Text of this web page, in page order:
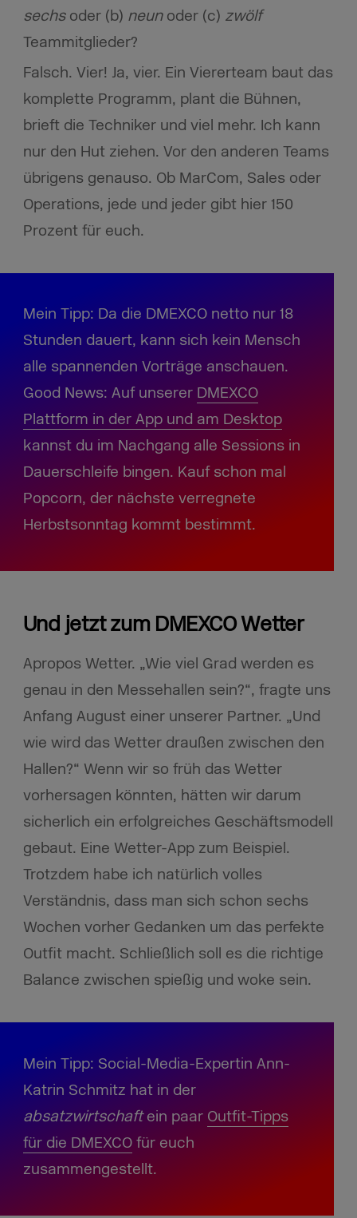
sechsoder (b) neunoder (c) zwölf
Teammitglieder?
Falsch. Vier! Ja, vier. Ein Viererteam baut das
komplette Programm, plant die Bühnen,
brieft die Techniker und viel mehr. Ich kann
nur den Hut ziehen. Vor den anderen Teams
übrigens genauso. Ob MarCom, Sales oder
Operations, jede und jeder gibt hier 150
Prozent für euch.
Mein Tipp: Da die DMEXCO netto nur 18
Stunden dauert, kann sich kein Mensch
alle spannenden Vorträge anschauen.
Good News: Auf unserer DMEXCO
Plattform in der App und am Desktop
kannst du im Nachgang alle Sessions in
Dauerschleife bingen. Kauf schon mal
Popcorn, der nächste verregnete
Herbstsonntag kommt bestimmt.
Und jetzt zum DMEXCO Wetter
Apropos Wetter. „Wie viel Grad werden es
genau in den Messehallen sein?“, fragte uns
Anfang August einer unserer Partner. „Und
wie wird das Wetter draußen zwischen den
Hallen?“ Wenn wir so früh das Wetter
vorhersagen könnten, hätten wir darum
sicherlich ein erfolgreiches Geschäftsmodell
gebaut. Eine Wetter-App zum Beispiel.
Trotzdem habe ich natürlich volles
Verständnis, dass man sich schon sechs
Wochen vorher Gedanken um das perfekte
Outfit macht. Schließlich soll es die richtige
Balance zwischen spießig und woke sein.
Mein Tipp: Social-Media-Expertin Ann-
Katrin Schmitz hat in der
absatzwirtschaftein paar Outfit-Tipps
für die DMEXCOfür euch
zusammengestellt.